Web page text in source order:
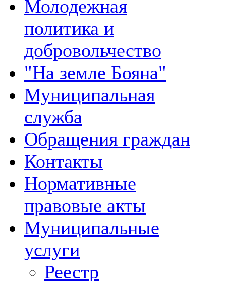
Молодежная
политика и
добровольчество
"На земле Бояна"
Муниципальная
служба
Обращения граждан
Контакты
Нормативные
правовые акты
Муниципальные
услуги
Реестр